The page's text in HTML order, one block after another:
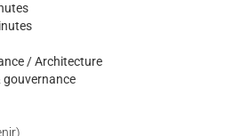
/ Architecture